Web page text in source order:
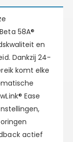
58A®
en
Dankzij 24-
komt elke
Ease
actief